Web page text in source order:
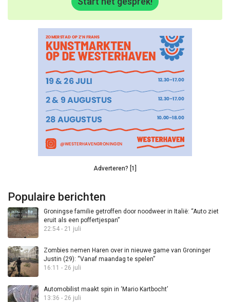
Adverteren? [1]
Populaire berichten
Groningse familie getroffen door noodweer in Italië: “Auto ziet
eruit als een poffertjespan”
22:54 - 21 juli
Zombies nemen Haren over in nieuwe game van Groninger
Justin (29): “Vanaf maandag te spelen”
16:11 - 26 juli
Automobilist maakt spin in ‘Mario Kartbocht’
13:36 - 26 juli